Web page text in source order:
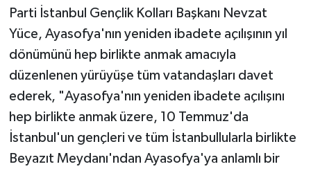
Parti İstanbul Gençlik Kolları Başkanı Nevzat
Yüce, Ayasofya'nın yeniden ibadete açılışının yıl
dönümünü hep birlikte anmak amacıyla
düzenlenen yürüyüşe tüm vatandaşları davet
ederek, "Ayasofya'nın yeniden ibadete açılışını
hep birlikte anmak üzere, 10 Temmuz'da
İstanbul'un gençleri ve tüm İstanbullularla birlikte
Beyazıt Meydanı'ndan Ayasofya'ya anlamlı bir